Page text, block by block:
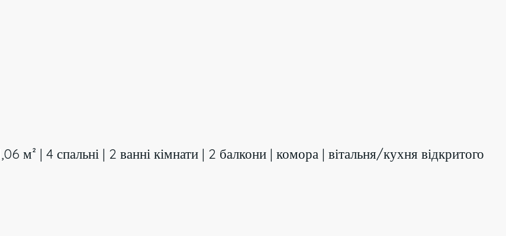
м² | 4 спальні | 2 ванні кімнати | 2 балкони | комора | вітальня/кухня відкритого